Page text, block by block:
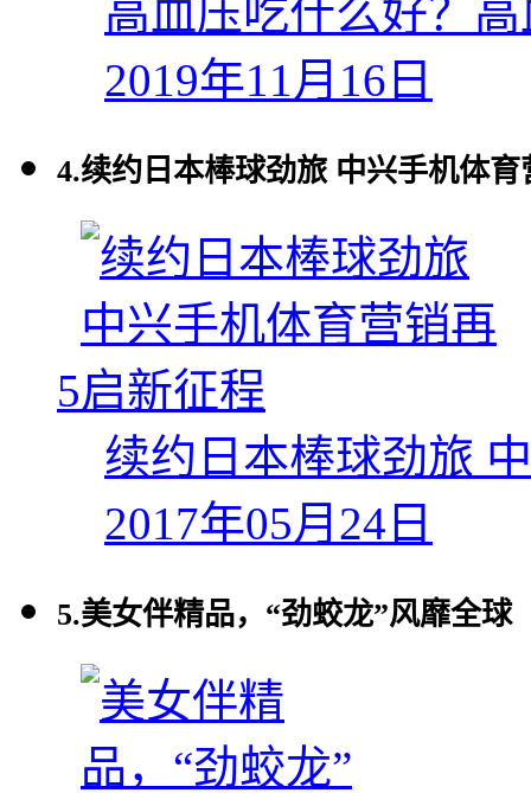
高血压吃什么好？
2019年11月16日
4.续约日本棒球劲旅 中兴手机体
5
续约日本棒球劲旅
2017年05月24日
5.美女伴精品，“劲蛟龙”风靡全球